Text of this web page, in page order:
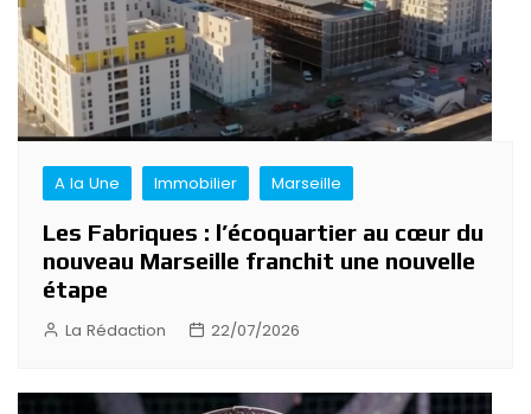
A la Une Immobilier Marseille
Les Fabriques : l’écoquartier au cœur du
nouveau Marseille franchit une nouvelle
étape
La Rédaction 22/07/2026